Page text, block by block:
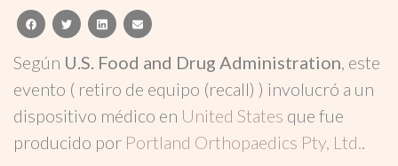
facebooktwitterlinkedinemail
Según U.S. Food and Drug Administration, este
evento ( retiro de equipo (recall) ) involucró a un
dispositivo médico en United States que fue
producido por Portland Orthopaedics Pty, Ltd..